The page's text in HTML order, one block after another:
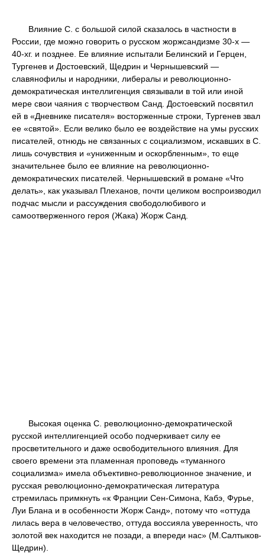
Влияние С. с большой силой сказалось в частности в
России, где можно говорить о русском жоржсандизме 30-х —
40-хг. и позднее. Ее влияние испытали Белинский и Герцен,
Тургенев и Достоевский, Щедрин и Чернышевский —
славянофилы и народники, либералы и революционно-
демократическая интеллигенция связывали в той или иной
мере свои чаяния с творчеством Санд. Достоевский посвятил
ей в «Дневнике писателя» восторженные строки, Тургенев звал
ее «святой». Если велико было ее воздействие на умы русских
писателей, отнюдь не связанных с социализмом, искавших в С.
лишь сочувствия и «униженным и оскорбленным», то еще
значительнее было ее влияние на революционно-
демократических писателей. Чернышевский в романе «Что
делать», как указывал Плеханов, почти целиком воспроизводил
подчас мысли и рассуждения свободолюбивого и
самоотверженного героя (Жака) Жорж Санд.
Высокая оценка С. революционно-демократической
русской интеллигенцией особо подчеркивает силу ее
просветительного и даже освободительного влияния. Для
своего времени эта пламенная проповедь «туманного
социализма» имела объективно-революционное значение, и
русская революционно-демократическая литература
стремилась примкнуть «к Франции Сен-Симона, Кабэ, Фурье,
Луи Блана и в особенности Жорж Санд», потому что «оттуда
лилась вера в человечество, оттуда воссияла уверенность, что
золотой век находится не позади, а впереди нас» (М.Салтыков-
Щедрин).